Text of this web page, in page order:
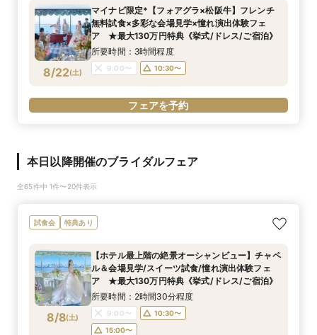
8/22(土)
マイナビ限定*【フォアグラ×松阪牛】フレンチ
無料試食×多彩な会場見学×憧れ演出体験フェ
ア ★最大130万円特典《挙式/ドレス/ご宿泊》
所要時間：3時間程度
9:00〜 10:30〜
フェアを予約
本日以降開催のブライダルフェア
全65件中 1件〜20件表示
試食会 特典あり
8/8(土)
【ホテル最上階の絶景オーシャンビュー】チャペ
ル＆会場見学/スイーツ試食/憧れ演出体験フェ
ア ★最大130万円特典《挙式/ドレス/ご宿泊》
所要時間：2時間30分程度
9:00〜
10:30〜
15:00〜